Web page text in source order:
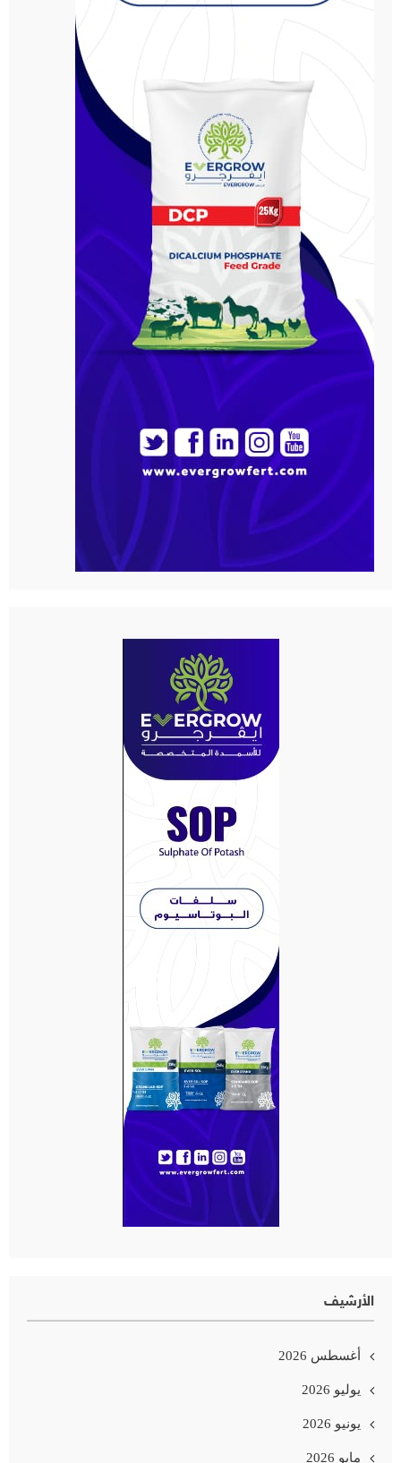
الأرشيف
أغسطس 2026
يوليو 2026
يونيو 2026
مايو 2026